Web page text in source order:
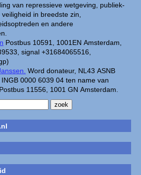
van repressieve wetgeving, publiek-
in breedste zin,
en andere
Postbus 10591, 1001EN Amsterdam,
signal +31684065516,
Word donateur, NL43 ASNB
0000 6039 04 ten name van
11556, 1001 GN Amsterdam.